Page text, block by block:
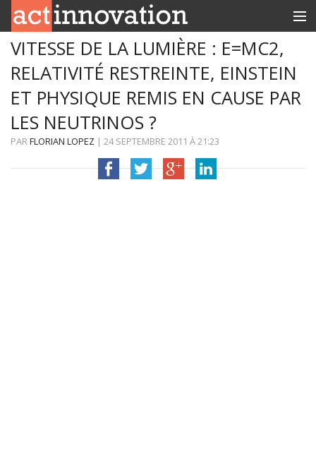
RUBRIQUES
INNOBOX
VITESSE DE LA LUMIÈRE : E=MC2,
RELATIVITÉ RESTREINTE, EINSTEIN
ET PHYSIQUE REMIS EN CAUSE PAR
LES NEUTRINOS ?
PARFLORIAN LOPEZ | 24 SEPTEMBRE 2011 À21:23